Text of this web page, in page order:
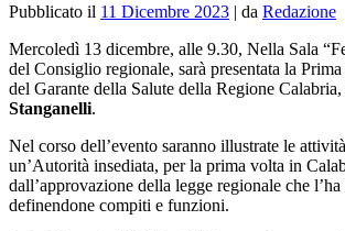
Pubblicato il 11 Dicembre 2023 | da Redazione
Mercoledì 13 dicembre, alle 9.30, Nella Sala
del Consiglio regionale, sarà presentata la
del Garante della Salute della Regione Calabria,
Stanganelli.
Nel corso dell’evento saranno illustrate le
un’Autorità insediata, per la prima volta in
dall’approvazione della legge regionale che
definendone compiti e funzioni.